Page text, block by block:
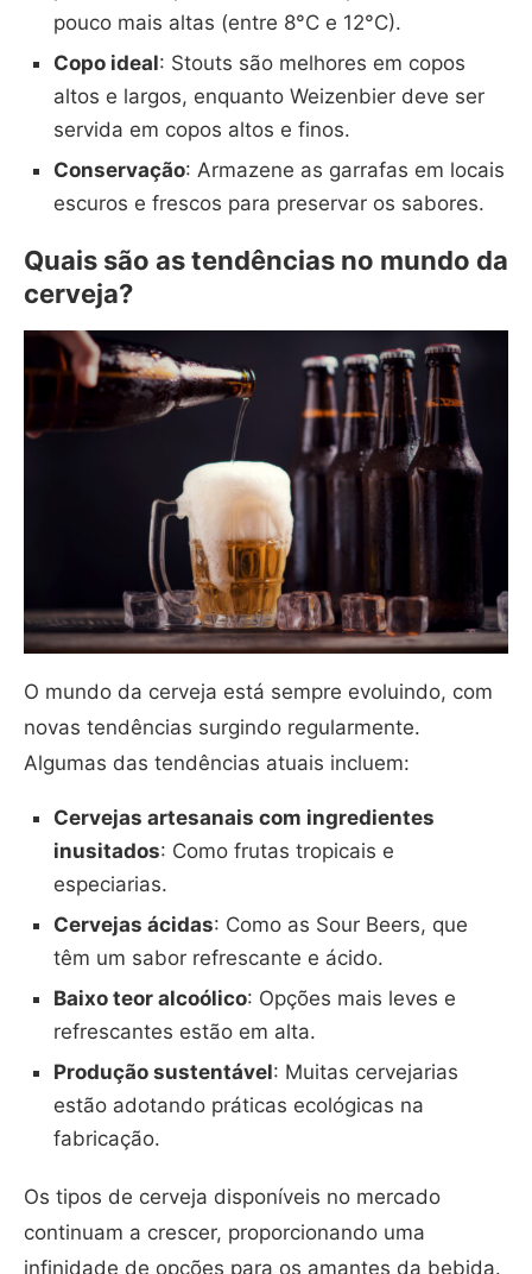
pouco mais altas (entre 8°C e 12°C).
Copo ideal: Stouts são melhores em copos
altos e largos, enquanto Weizenbier deve ser
servida em copos altos e finos.
Conservação: Armazene as garrafas em locais
escuros e frescos para preservar os sabores.
Quais são as tendências no mundo da
cerveja?
O mundo da cerveja está sempre evoluindo, com
novas tendências surgindo regularmente.
Algumas das tendências atuais incluem:
Cervejas artesanais com ingredientes
inusitados: Como frutas tropicais e
especiarias.
Cervejas ácidas: Como as Sour Beers, que
têm um sabor refrescante e ácido.
Baixo teor alcoólico: Opções mais leves e
refrescantes estão em alta.
Produção sustentável: Muitas cervejarias
estão adotando práticas ecológicas na
fabricação.
Os tipos de cerveja disponíveis no mercado
continuam a crescer, proporcionando uma
infinidade de opções para os amantes da bebida.